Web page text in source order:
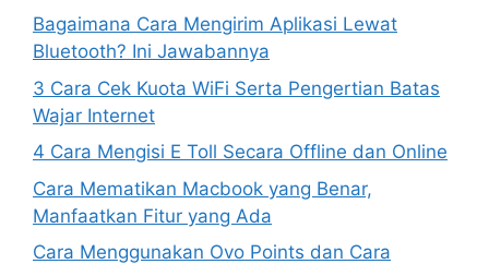
Bagaimana Cara Mengirim Aplikasi Lewat
Bluetooth? Ini Jawabannya
3 Cara Cek Kuota WiFi Serta Pengertian Batas
Wajar Internet
4 Cara Mengisi E Toll Secara Offline dan Online
Cara Mematikan Macbook yang Benar,
Manfaatkan Fitur yang Ada
Cara Menggunakan Ovo Points dan Cara